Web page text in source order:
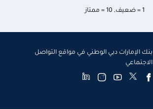
1 = ضعيف , 10 = ممتاز
بنك الإمارات دبي الوطني في مواقع التواصل
الاجتماعي